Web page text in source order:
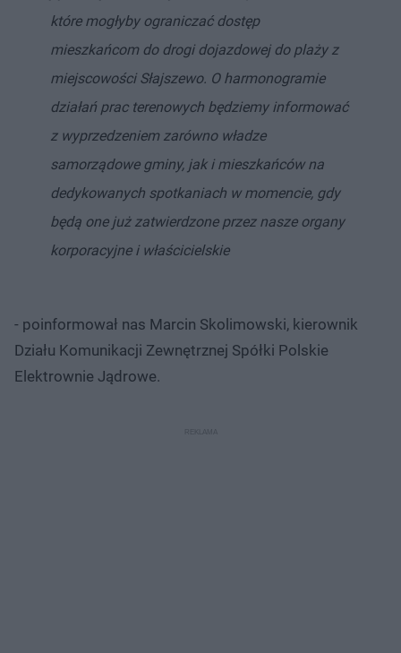
które mogłyby ograniczać dostęp
mieszkańcom do drogi dojazdowej do plaży z
miejscowości Słajszewo. O harmonogramie
działań prac terenowych będziemy informować
z wyprzedzeniem zarówno władze
samorządowe gminy, jak i mieszkańców na
dedykowanych spotkaniach w momencie, gdy
będą one już zatwierdzone przez nasze organy
korporacyjne i właścicielskie
- poinformował nas Marcin Skolimowski, kierownik
Działu Komunikacji Zewnętrznej Spółki Polskie
Elektrownie Jądrowe.